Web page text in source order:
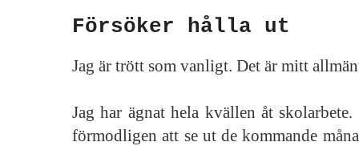
Försöker hålla ut
Jag är trött som vanligt. Det är mitt
Jag har ägnat hela kvällen åt
förmodligen att se ut de kommande